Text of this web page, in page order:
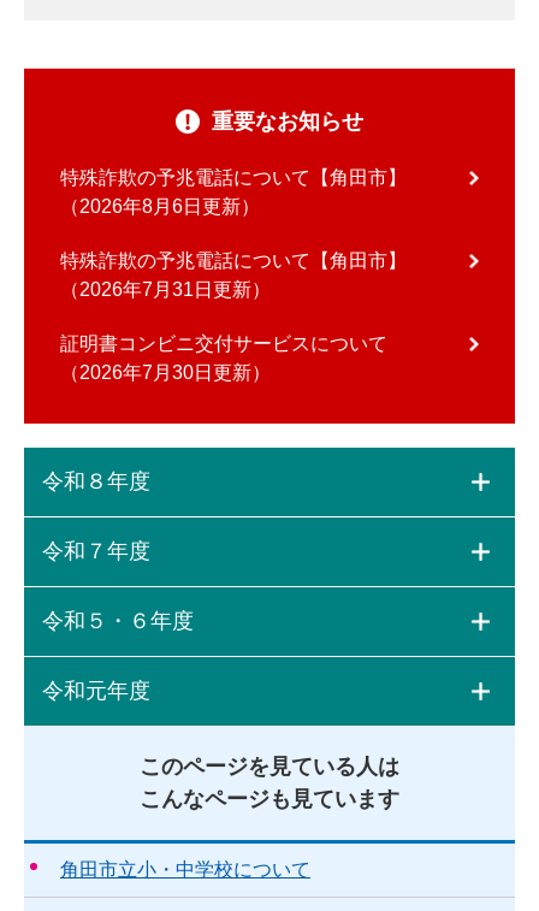
重要なお知らせ
特殊詐欺の予兆電話について【角田市】
2026年8月6日更新
特殊詐欺の予兆電話について【角田市】
2026年7月31日更新
証明書コンビニ交付サービスについて
2026年7月30日更新
令和８年度
令和７年度
令和５・６年度
令和元年度
このページを見ている人は
こんなページも見ています
角田市立小・中学校について